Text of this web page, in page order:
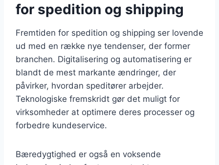
for spedition og shipping
Fremtiden for spedition og shipping ser lovende
ud med en række nye tendenser, der former
branchen. Digitalisering og automatisering er
blandt de mest markante ændringer, der
påvirker, hvordan speditører arbejder.
Teknologiske fremskridt gør det muligt for
virksomheder at optimere deres processer og
forbedre kundeservice.
Bæredygtighed er også en voksende